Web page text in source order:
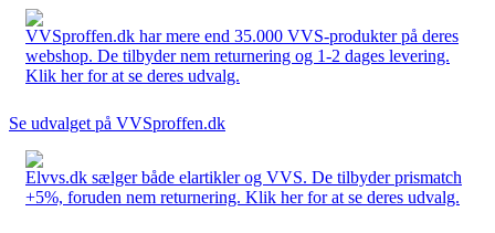
VVSproffen.dk har mere end 35.000 VVS-produkter på deres
webshop. De tilbyder nem returnering og 1-2 dages levering.
Klik her for at se deres udvalg.
Se udvalget på VVSproffen.dk
Elvvs.dk sælger både elartikler og VVS. De tilbyder prismatch
+5%, foruden nem returnering. Klik her for at se deres udvalg.